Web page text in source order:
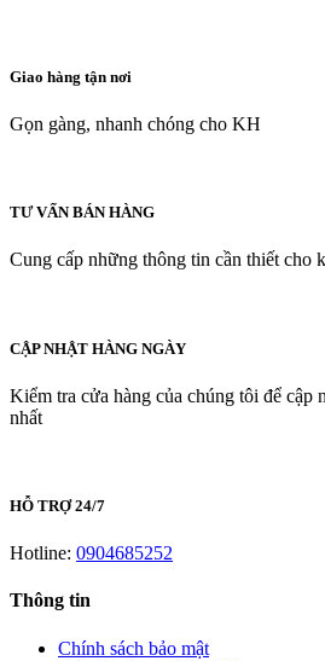
Giao hàng tận nơi
Gọn gàng, nhanh chóng cho KH
TƯ VẤN BÁN HÀNG
Cung cấp những thông tin cần thiết cho
CẬP NHẬT HÀNG NGÀY
Kiểm tra cửa hàng của chúng tôi để cập
nhất
HỖ TRỢ 24/7
Hotline: 0904685252
Thông tin
Chính sách bảo mật